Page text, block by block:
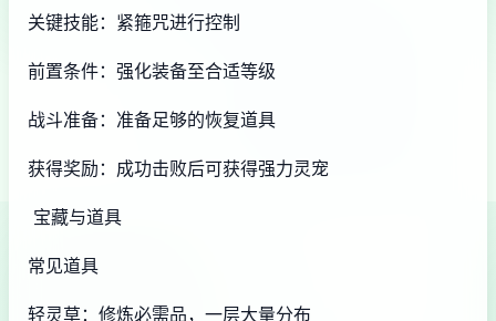
关键技能：紧箍咒进行控制
前置条件：强化装备至合适等级
战斗准备：准备足够的恢复道具
获得奖励：成功击败后可获得强力灵宠
宝藏与道具
常见道具
轻灵草：修炼必需品，一层大量分布